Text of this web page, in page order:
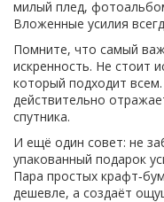
милый плед,
Вложенные усилия
Помните, что самый
искренность. Не стоит
который подходит
действительно
спутника.
И ещё один совет: не
упакованный подарок
Пара простых
дешевле, а создаёт